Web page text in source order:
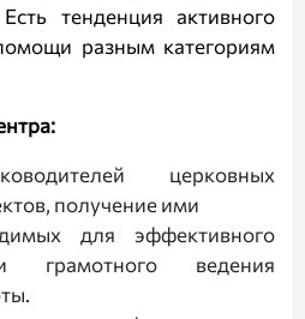
тенденция активного
разным категориям
церковных
получение ими
для эффективного
грамотного ведения